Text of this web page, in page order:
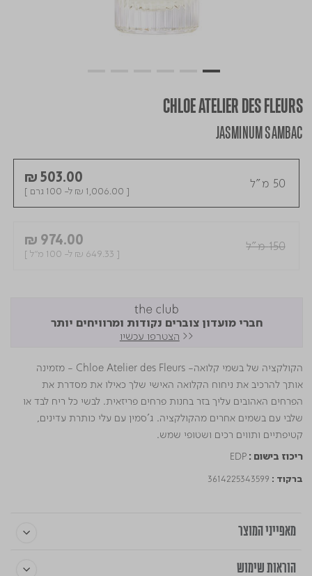
CHLOE ATELIER DES FLEURS
JASMINUM SAMBAC
50 מ"ל ₪ 503.00
[
₪ 1,006.00 ל- 100 גרם ]
150 מ"ל ₪ 974.00
[
₪ 649.33 ל- 100 מ"ל ]
חברי מועדון צוברים נקודות ומרוויחים יותר
<< הצטרפו עכשיו
הקולקציה של בשמי קלואה- Chloe Atelier des Fleurs - מזמינה
אותך להרכיב את ניחוח הקלואה האישי שלך כאילו את מסדרת את
הפרחים האהובים עליך בזר בחנות פרחים פריזאית. לבשי כל ריח לבד או
שלבי עם בשמים אחרים מהקולקציה. ג'סמין עם עלי כותרת עדינים,
קטיפתיים ותווים רכים ושטופי שמש.
ריכוז בישום :EDP
ברקוד : 3614225343599
מאפייני המוצר
הוראות שימוש